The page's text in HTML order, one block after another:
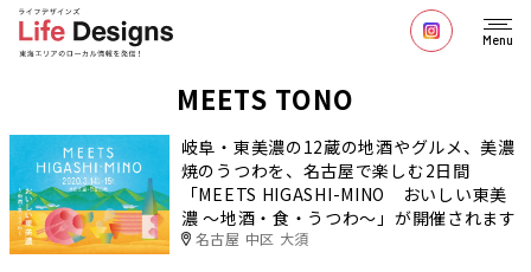
Menu
MEETS TONO
岐阜・東美濃の12蔵の地酒やグルメ、美濃
焼のうつわを、名古屋で楽しむ2日間
「MEETS HIGASHI-MINO おいしい東美
濃 〜地酒・食・うつわ〜」が開催されます
名古屋 中区 大須